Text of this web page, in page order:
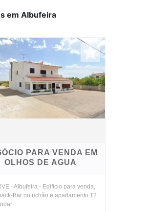
em Albufeira
PARA VENDA EM
OLHOS DE AGUA
- Albufeira - Edifício para venda,
Bar no r/chão e apartamento T2